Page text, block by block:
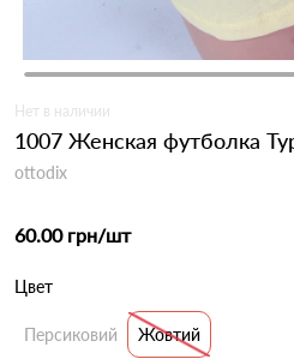
Нет в наличии
1007 Женская футболка
ottodix
60.00 грн/шт
Цвет
Персиковий Жовтий